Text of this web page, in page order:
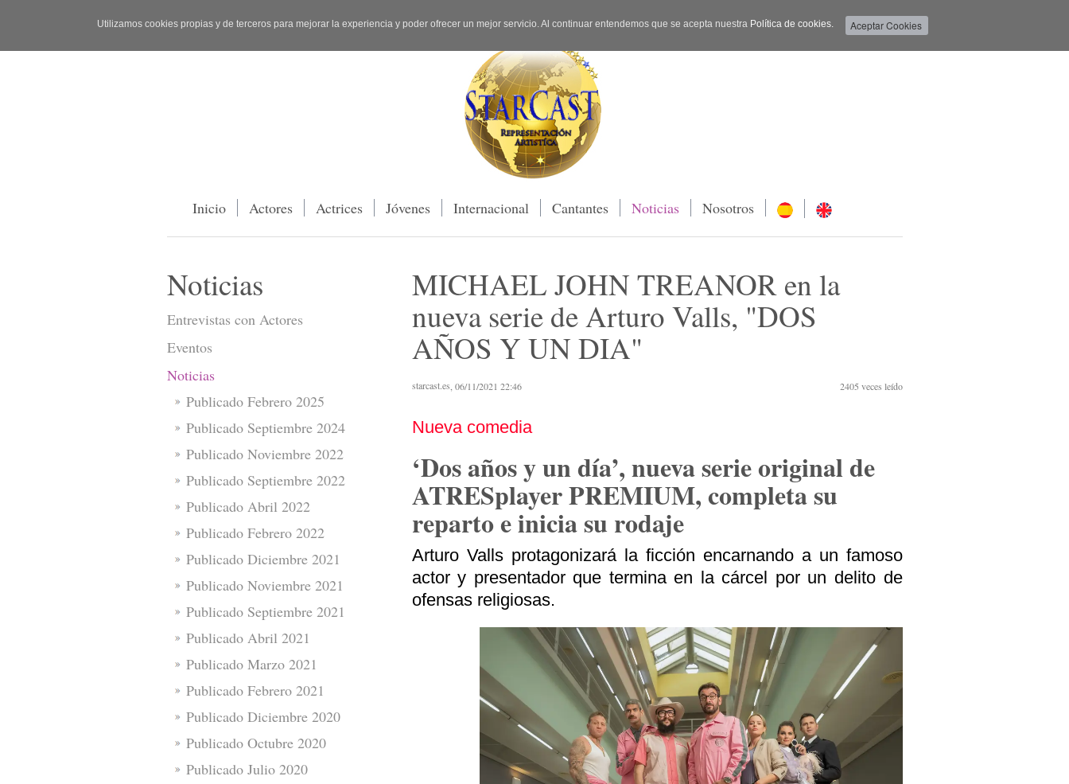
Utilizamos cookies propias y de terceros para mejorar la experiencia y poder ofrecer un mejor servicio. Al continuar entendemos que se acepta nuestra Política de cookies.
Inicio Actores Actrices Jóvenes Internacional Cantantes Noticias Nosotros
MICHAEL JOHN TREANOR en la
nueva serie de Arturo Valls, "DOS
AÑOS Y UN DIA"
starcast.es , 06/11/2021 22:46 2405 veces leído
Nueva comedia
‘Dos años y un día’, nueva serie original de
ATRESplayer PREMIUM, completa su
reparto e inicia su rodaje
Arturo Valls protagonizará la ficción encarnando a un famoso
actor y presentador que termina en la cárcel por un delito de
ofensas religiosas.
Noticias
Entrevistas con Actores
Eventos
Noticias
Publicado Febrero 2025
Publicado Septiembre 2024
Publicado Noviembre 2022
Publicado Septiembre 2022
Publicado Abril 2022
Publicado Febrero 2022
Publicado Diciembre 2021
Publicado Noviembre 2021
Publicado Septiembre 2021
Publicado Abril 2021
Publicado Marzo 2021
Publicado Febrero 2021
Publicado Diciembre 2020
Publicado Octubre 2020
Publicado Julio 2020